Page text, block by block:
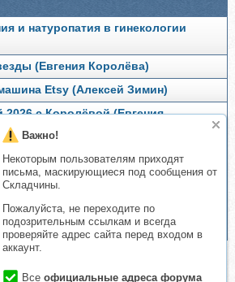
Важно!
Некоторым пользователям приходят
письма, маскирующиеся под сообщения от
Складчины.
Пожалуйста, не переходите по
подозрительным ссылкам и всегда
проверяйте адрес сайта перед входом в
аккаунт.
Все официальные адреса форума
и натуропатия в гинекологии
(Евгения Королёва)
Etsy (Алексей Зимин)
2026 с Королёвой (Евгения
на Python в
Королёв)
Среда] Пробивы и сборы справок
Фролов)
курс, 2017 (Алексей Зимин)
витамины и минералы (Ксения Машкина)